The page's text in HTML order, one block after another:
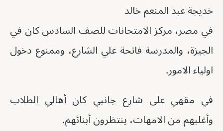
خديجة عبد المنعم خالد
في مصر، مركز الامتحانات للصف السادس كان في
الجيزة، والمدرسة فاتحة علي الشارع، وممنوع دخول
اولياء الامور.
في مقهي على شارع جانبي كان أهالي الطلاب
وأغلبهم من الامهات، ينتظرون أبنائهم.